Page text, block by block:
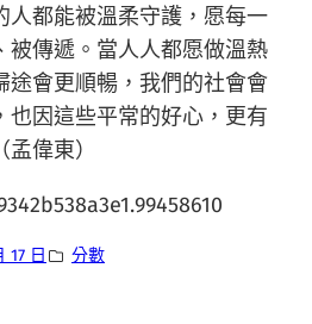
人都能被溫柔守護，愿每一
被傳遞。當人人都愿做溫熱
途會更順暢，我們的社會會
也因這些平常的好心，更有
偉東）
17 日 分數